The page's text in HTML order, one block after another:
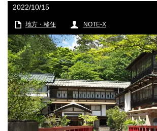
2022/10/15
地方・移住 NOTE-X